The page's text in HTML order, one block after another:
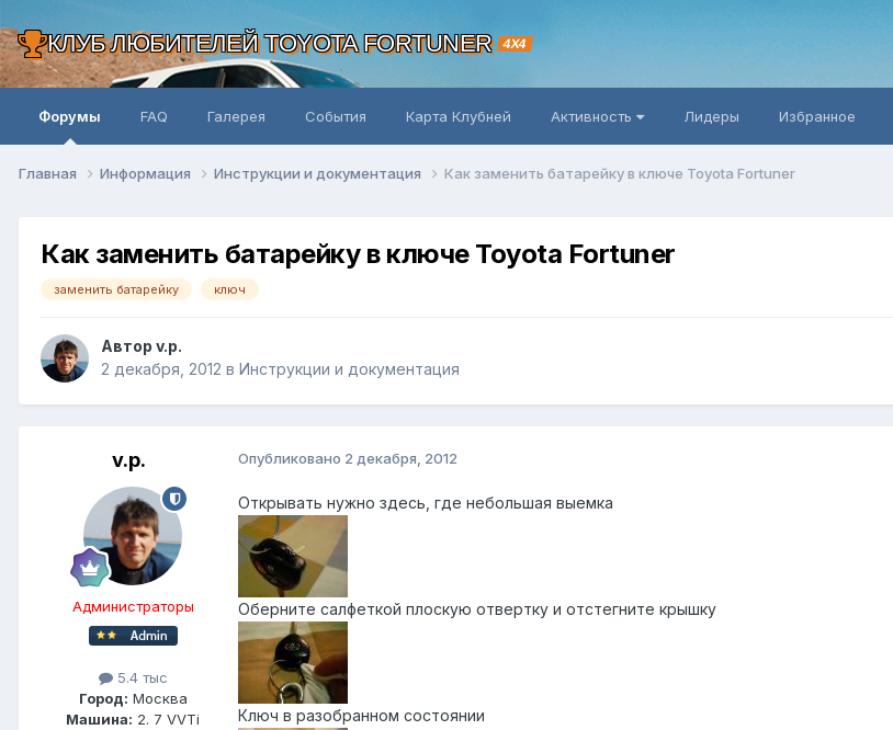
КЛУБ ЛЮБИТЕЛЕЙ TOYOTA FORTUNER 4X4
Форумы FAQ Галерея События Карта Клубней Активность Лидеры Избранное
Главная Информация Инструкции и документация Как заменить батарейку в ключе Toyota Fortuner
Как заменить батарейку в ключе Toyota Fortuner
заменить батарейку ключ
Автор v.p.
2 декабря, 2012 в Инструкции и документация
v.p.
Администраторы
5.4 тыс
Город: Москва
Машина: 2. 7 VVTi
Опубликовано 2 декабря, 2012
Открывать нужно здесь, где небольшая выемка
Оберните салфеткой плоскую отвертку и отстегните крышку
Ключ в разобранном состоянии